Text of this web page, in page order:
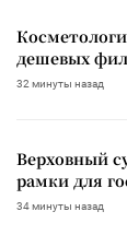
дешевых
32 минуты назад
Верховный
рамки для
34 минуты назад